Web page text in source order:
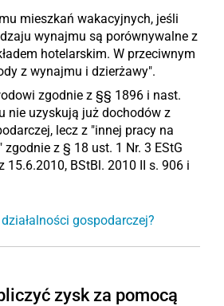
mieszkań wakacyjnych, jeśli
wynajmu są porównywalne z
hotelarskim. W przeciwnym
z wynajmu i dzierżawy".
zgodnie z §§ 1896 i nast.
nie uzyskują już dochodów z
lecz z "innej pracy na
zgodnie z § 18 ust. 1 Nr. 3 EStG
15.6.2010, BStBl. 2010 II s. 906 i
gospodarczej?
zysk za pomocą